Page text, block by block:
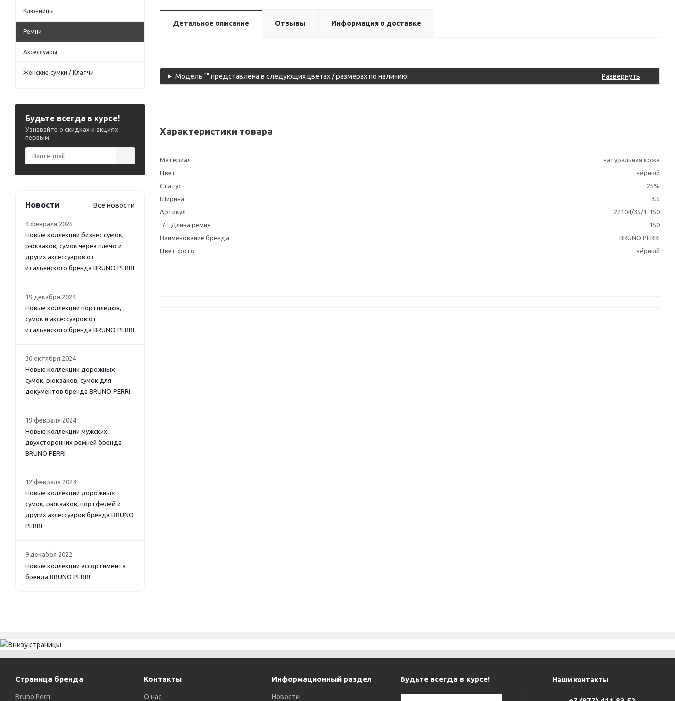
Детальное описание Отзывы Информация о доставке
Модель "" представлена в следующих цветах / размерах по наличию: Развернуть
Характеристики товара
Материал
натуральная кожа
Цвет
чёрный
Статус
25%
Ширина
3.5
Артикул
22104/35/1-150
? Длина ремня
150
Наименование бренда
BRUNO PERRI
Цвет фото
чёрный
Ключницы
Ремни
Аксессуары
Женские сумки / Клатчи
Будьте всегда в курсе!
Узнавайте о скидках и акциях
первым
Новости Все новости
4 февраля 2025
Новые коллекции бизнес сумок,
рюкзаков, сумок через плечо и
других аксессуаров от
итальянского бренда BRUNO PERRI
19 декабря 2024
Новые коллекции портпледов,
сумок и аксессуаров от
итальянского бренда BRUNO PERRI
30 октября 2024
Новые коллекции дорожных
сумок, рюкзаков, сумок для
документов бренда BRUNO PERRI
19 февраля 2024
Новые коллекции мужских
двухсторонних ремней бренда
BRUNO PERRI
12 февраля 2023
Новые коллекции дорожных
сумок, рюкзаков, портфелей и
других аксессуаров бренда BRUNO
PERRI
9 декабря 2022
Новые коллекции ассортимента
бренда BRUNO PERRI
Страница бренда
Bruno Perri
Контакты
О нас
Информационный раздел
Новости
Будьте всегда в курсе! Наши контакты